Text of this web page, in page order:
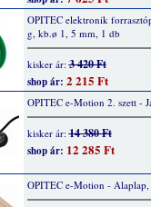
OPITEC elektronik
g, kb.ø 1, 5 mm, 1 db
kisker ár:3 420 Ft
shop ár: 2 215 Ft
OPITEC e-Motion 2. szett -
kisker ár:14 380 Ft
shop ár: 12 285 Ft
OPITEC e-Motion - Alaplap,